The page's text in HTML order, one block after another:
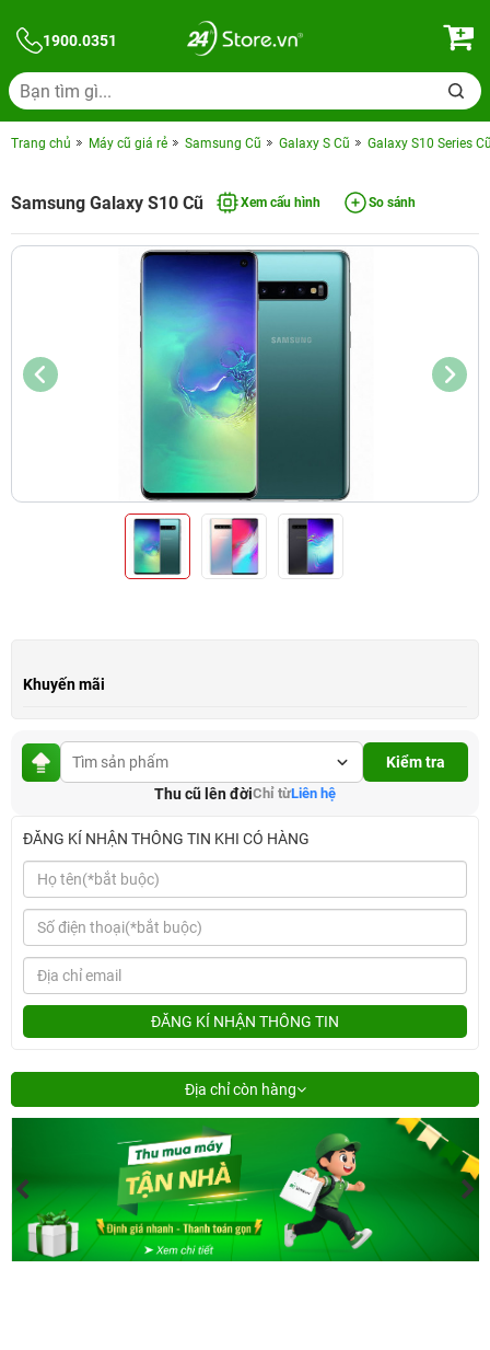
1900.0351
Trang chủ Máy cũ giá rẻ Samsung Cũ Galaxy S Cũ Galaxy S10 Series
Samsung Galaxy S10 Cũ Xem cấu hình So sánh
Khuyến mãi
Kiểm tra
Thu cũ lên đờiChỉ từLiên hệ
ĐĂNG KÍ NHẬN THÔNG TIN KHI CÓ HÀNG
ĐĂNG KÍ NHẬN THÔNG TIN
Địa chỉ còn hàng